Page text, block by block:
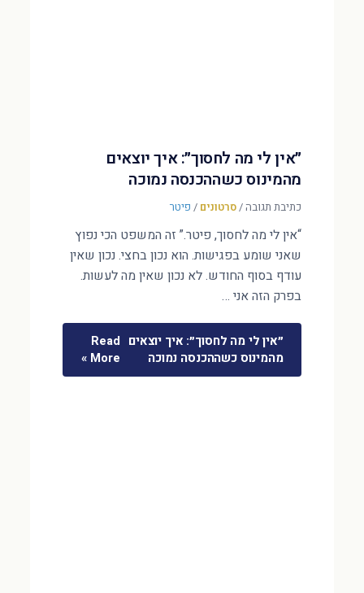
״אין לי מה לחסוך״: איך יוצאים
מהמינוס כשההכנסה נמוכה
כתיבת תגובה/סרטונים / פיטר
“אין לי מה לחסוך, פיטר.” זה המשפט הכי נפוץ
שאני שומע בפגישות. הוא נכון בחצי. נכון שאין
עודף בסוף החודש. לא נכון שאין מה לעשות.
בפרק הזה אני …
״אין לי מה לחסוך״: איך יוצאים
מהמינוס כשההכנסה נמוכה
Read
More »